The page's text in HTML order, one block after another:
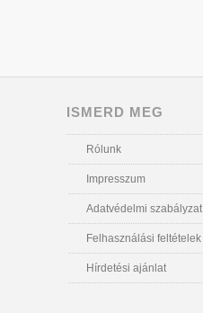
ISMERD MEG
Rólunk
Impresszum
Adatvédelmi szabályzat
Felhasználási feltételek
Hírdetési ajánlat